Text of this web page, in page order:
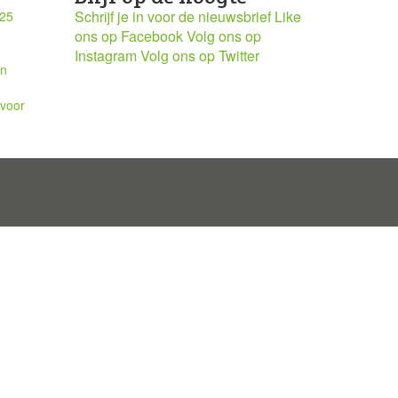
Schrijf je in voor de nieuwsbrief Like
ons op FacebookVolg ons op
InstagramVolg ons op Twitter